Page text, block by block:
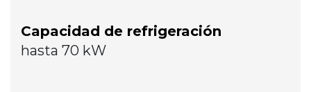
Capacidad de refrigeración
hasta 70 kW